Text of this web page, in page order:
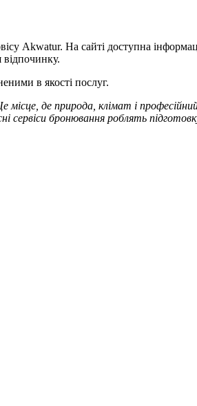
Akwatur. На сайті доступна
в якості послуг.
де природа, клімат і професійний
сервіси бронювання роблять